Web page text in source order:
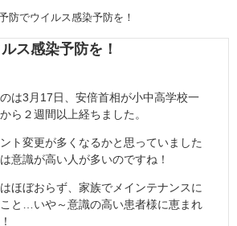
防でウイルス感染予防を！
ス感染予防を！
は3月17日、安倍首相が小中高学校一
ら２週間以上経ちました。
ト変更が多くなるかと思っていました
意識が高い人が多いのですね！
ほぼおらず、家族でメインテナンスに
と…いや～意識の高い患者様に恵まれ